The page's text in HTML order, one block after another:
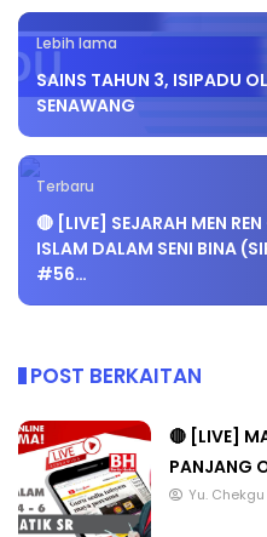
Lebih lama
SAINS TAHUN 3, ISIPADU
SENAWANG
Terbaru
🔴 [LIVE] SEJARAH MEN
ISLAM DALAM SENI BINA
#56…
POST BERKAITAN
🔴 [LIVE]
PANJANG
Yu. Chekgu